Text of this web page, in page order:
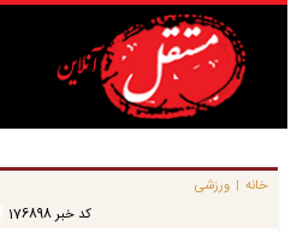
خانه | ورزشی
کد خبر 176898